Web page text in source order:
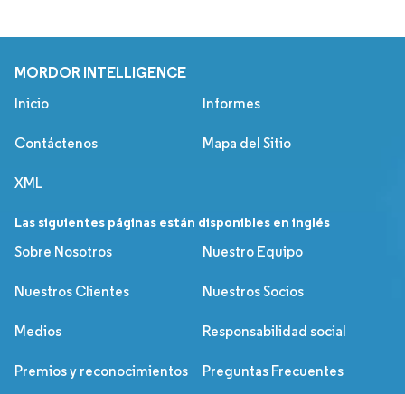
MORDOR INTELLIGENCE
Inicio Informes
Contáctenos Mapa del Sitio
XML
Las siguientes páginas están disponibles en inglés
Sobre Nosotros
Nuestro Equipo
Nuestros Clientes Nuestros Socios
Medios Responsabilidad social
Premios y reconocimientos Preguntas Frecuentes